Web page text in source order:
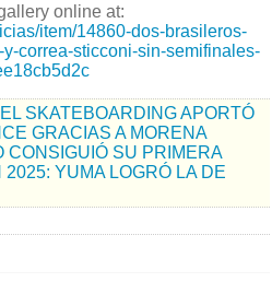
online at:
item/14860-dos-brasileros-
correa-sticconi-sin-semifinales-
SKATEBOARDING APORTÓ
GRACIAS A MORENA
CONSIGUIÓ SU PRIMERA
YUMA LOGRÓ LA DE